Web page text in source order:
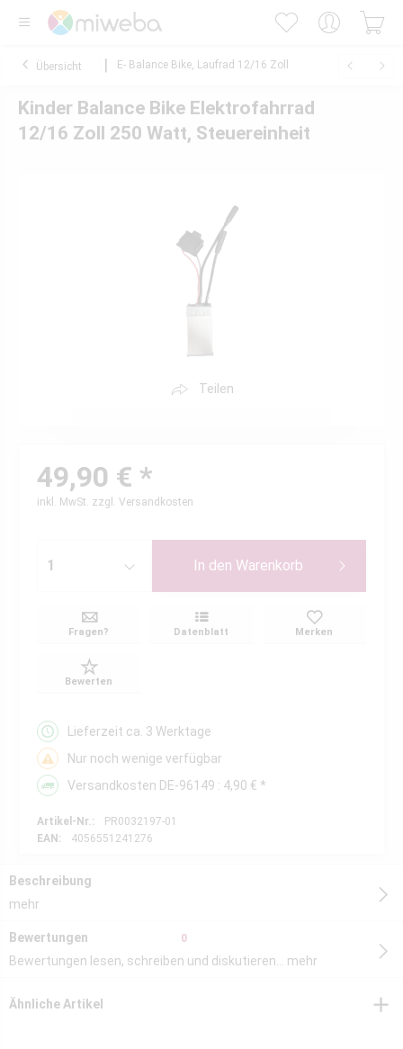
Übersicht E- Balance Bike, Laufrad 12/16 Zoll
Kinder Balance Bike Elektrofahrrad
12/16 Zoll 250 Watt, Steuereinheit
Teilen
49,90 € *
inkl. MwSt. zzgl. Versandkosten
In den Warenkorb
Fragen? Datenblatt Merken
Bewerten
Lieferzeit ca. 3 Werktage
Nur noch wenige verfügbar
Versandkosten DE-96149 : 4,90 € *
Artikel-Nr.:
PR0032197-01
EAN:
4056551241276
Beschreibung
mehr
Bewertungen 0
Bewertungen lesen, schreiben und diskutieren... mehr
Ähnliche Artikel